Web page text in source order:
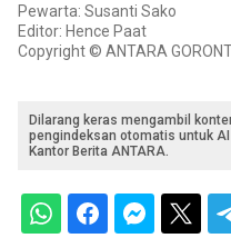
Pewarta: Susanti Sako
Editor: Hence Paat
Copyright © ANTARA
Dilarang keras mengambil
pengindeksan otomatis untuk
Kantor Berita ANTARA.